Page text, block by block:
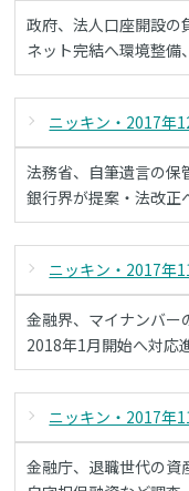
政府、法人口座開設の
ネット完結へ環境整備
ニッキン・2017年
法務省、自筆遺言の保
銀行界が提案・法改正
ニッキン・2017年
金融界、マイナンバー
2018年1月開始へ対応
ニッキン・2017年
金融庁、退職世代の資